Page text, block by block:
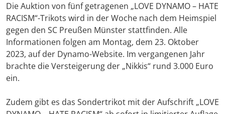
Die Auktion von fünf getragenen „LOVE DYNAMO – HATE
RACISM“-Trikots wird in der Woche nach dem Heimspiel
gegen den SC Preußen Münster stattfinden. Alle
Informationen folgen am Montag, dem 23. Oktober
2023, auf der Dynamo-Website. Im vergangenen Jahr
brachte die Versteigerung der „Nikkis“ rund 3.000 Euro
ein.
Zudem gibt es das Sondertrikot mit der Aufschrift „LOVE